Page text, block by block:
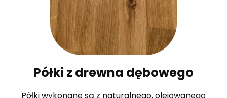
Półki z drewna dębowego
Półki wykonane są z naturalnego, olejowanego